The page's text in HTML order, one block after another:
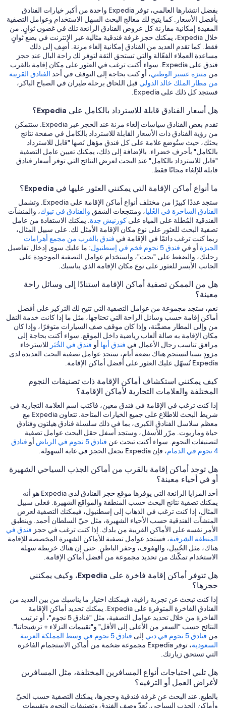
بفضل انتشارها العالمي، توفر Expedia واحدة من أكبر خيارات الفنادق
بأفضل الأسعار. كما يتيح لك معالج البحث السهل الاستخدام وعوامل التصفية
المفيدة إمكانية مقارنة كل عروض الفنادق الرائعة تلك في غضون ثوانٍ. من
خلال Expedia، يمكنك حجز غرفة فندقية مثالية عبر الإنترنت في بضع ثوانٍ
فقط. كما تقدم العديد من الفنادق إمكانية إلغاء مرنة. أضِف إلى ذلك
مساعدة العملاء الفعّالة والتي تستحق الثقة لتوفر لك راحة البال عند حجز
فندق على Expedia. سواء أكنت ترغب في العثور على مكان إقامة بالقرب
من متنزه عسير الوطني، أو كنت بحاجة إلى التوقف في أحد الفنادق القريبة
من مطار الملك خالد الدولي قبل اللحاق برحلة طيران في الصباح الباكر،
فستجد كل ذلك على Expedia.
هل أسعار الفنادق قابلة للاسترداد بالكامل على Expedia؟
تقدم بعض الفنادق سياسات إلغاء مرنة عند الحجز عبر Expedia. ستتمكن
من رؤية الفنادق ذات الأسعار القابلة للاسترداد بالكامل في صفحة نتائج
بحثك، حيث ستُوضع علامة على كل فندق مؤهل نَصها "قابل للاسترداد
بالكامل" بأحرف خضراء. بالإضافة إلى ذلك، يمكنك تعيين عامل التصفية
"قابل للاسترداد بالكامل" عند البحث لعرض النتائج التي توفر أسعار فنادق
قابلة للإلغاء مجانًا فقط.
ما أنواع أماكن الإقامة التي يمكنني العثور عليها في Expedia؟
ستجد عددًا كبيرًا من مختلف أنواع أماكن الإقامة على Expedia. وتشمل
الفنادق الساحرة في العُليا، ومنتجعات الشقق والفنادق في تبوك، والمنشآت
الفندقية المُطلة على المياه على كورنيش جدة. يمكنك الاستفادة من عامل
تصفية البحث للعثور على نوع مكان الإقامة الأمثل لك. على سبيل المثال،
ربما كنت ترغب دائمًا في الإقامة في فندق بالقرب من مجمع أهرامات
الجيزة أو في فندق 5 نجوم فخم في إسطنبول
: ما عليك سوى إدخال تفاصيل
رحلتك، والضغط على "بحث"، واستخدام عوامل التصفية الموجودة على
الجانب الأيسر للعثور على نوع مكان الإقامة الذي يناسبك.
هل من الممكن تصفية أماكن الإقامة استنادًا إلى وسائل راحة
معينة؟
نعم، ستجد مجموعة من عوامل التصفية التي تتيح لك التركيز على أفضل
أماكن إقامة حسب وسائل الراحة التي تحتاجها، مثل ما إذا كانت خدمة النقل
من وإلى المطار مضمَّنة، وإذا كان موقف صف السيارات متوفرًا، وإذا كان
مكان الإقامة به صالة ألعاب رياضية داخل الموقع. سواء أكنت بحاجة إلى
مرافق تناسب رجال الأعمال في فندق أبها أو فندق في الخُبَر للاسترخاء
مزودٍ بسبا لتستجم هناك بضعة أيام، ستجد عوامل تصفية البحث العديدة لدى
Expedia تُسهّل عليك العثور على أفضل أماكن الإقامة.
كيف يمكنني استكشاف أماكن الإقامة ذات تصنيفات النجوم
المختلفة والعلامات التجارية لأماكن الإقامة؟
إذا كنت ترغب في الإقامة في فندق معين، فاكتب اسم العلامة التجارية في
شريط البحث للاطلاع على جميع الخيارات المتاحة. تتعاون Expedia مع
معظم سلاسل الفنادق الكبرى، بما في ذلك سلسلة فنادق هيلتون وفنادق
حياة وماريوت. مرّر للأسفل، وستجد أسفل حقل البحث عوامل تصفية
لتصنيفات النجوم. سواء أكنت تبحث عن فنادق 5 نجوم في الرياض أو فنادق
4 نجوم في الدمام
، فإن Expedia تجعل الحجز في غاية السهولة.
هل توجد أماكن إقامة بالقرب من أماكن الجذب السياحي الشهيرة
أو في أحياء معينة؟
أحد المزايا الرائعة التي يوفرها موقع حجز الفنادق لدى Expedia هو أنه
يمكنك تصفية نتائج البحث حسب المنطقة والمواقع الشهيرة. فعلى سبيل
المثال، إذا كنت ترغب في الذهاب إلى إسطنبول، فيمكنك التصفية لعرض
المنشآت الفندقية حسب الأحياء الشهيرة، مثل حيّ السلطان أحمد. وينطبق
الأمر نفسه على الأماكن القريبة من بلدك. إذا كنت ترغب في حجز فندق في
المنطقة الشرقية، فستجد عوامل تصفية للأماكن الشهيرة المخصصة للإقامة
هناك، مثل الجُبيل، والهفوف، وحفر الباطن. حتى إن هناك خريطة سهلة
الاستخدام تمكّنك من تحديد مجموعة من أفضل أماكن الإقامة.
هل تتوفر أماكن إقامة فاخرة على Expedia، وكيف يمكنني
حجزها؟
إذا كنت تبحث عن تجربة راقية، فيمكنك اختيار ما يناسبك من بين العديد من
الفنادق الفاخرة المتوفرة على Expedia. يمكنك تحديد أماكن الإقامة
الفاخرة من خلال تحديد عوامل التصفية، مثل "فنادق 5 نجوم"، أو ترتيب
النتائج حسب "السعر من الأعلى إلى الأقل" و"تقييمات النزلاء + ترشيحاتنا".
من فنادق 5 نجوم في دبي إلى
فنادق 5 نجوم في وسط المملكة العربية
السعودية
، توفر Expedia مجموعة ضخمة من أماكن الاستجمام الفاخرة
التي تستحق زيارتك.
هل تلبي احتياجات أنواع المسافرين المختلفة، مثل المسافرين
لأغراض العمل أو الترفيه؟
بالطبع. عند البحث عن غرفة فندقية وحجزها، يمكنك التصفية حسب الحيّ
وأماكن الجذب السياحي. يُعدّ وصف الفندق وتصنيفات النجوم وتقييمات